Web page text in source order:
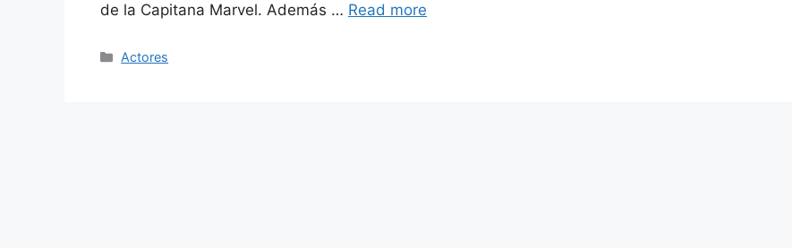
de la Capitana Marvel. Además … Read more
Categories
Actores